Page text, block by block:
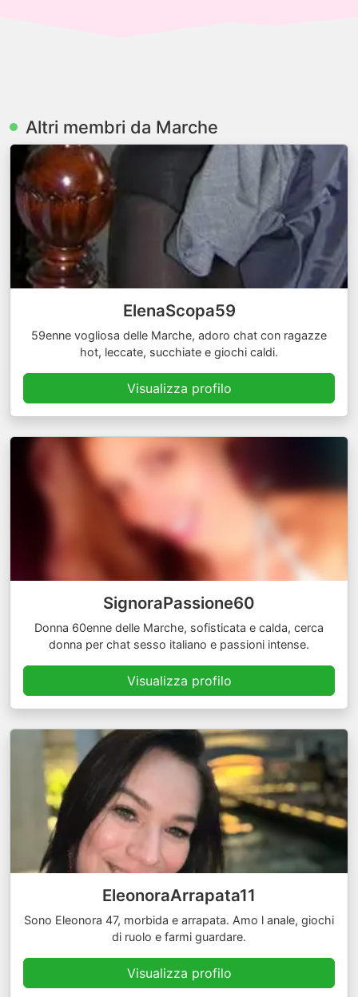
Altri membri da Marche
ElenaScopa59
59enne vogliosa delle Marche, adoro chat con ragazze
hot, leccate, succhiate e giochi caldi.
Visualizza profilo
SignoraPassione60
Donna 60enne delle Marche, sofisticata e calda, cerca
donna per chat sesso italiano e passioni intense.
Visualizza profilo
EleonoraArrapata11
Sono Eleonora 47, morbida e arrapata. Amo l anale, giochi
di ruolo e farmi guardare.
Visualizza profilo